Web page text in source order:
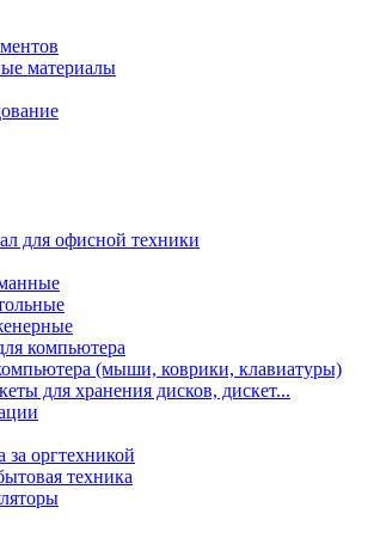
материалы
для офисной техники
компьютера
(мыши, коврики, клавиатуры)
для хранения дисков, дискет...
за оргтехникой
техника